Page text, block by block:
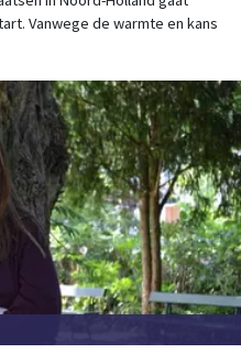
Vanwege de warmte en kans